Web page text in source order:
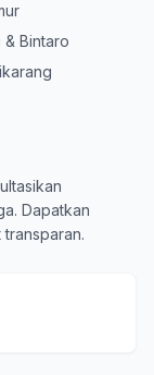
Bintaro
Dapatkan